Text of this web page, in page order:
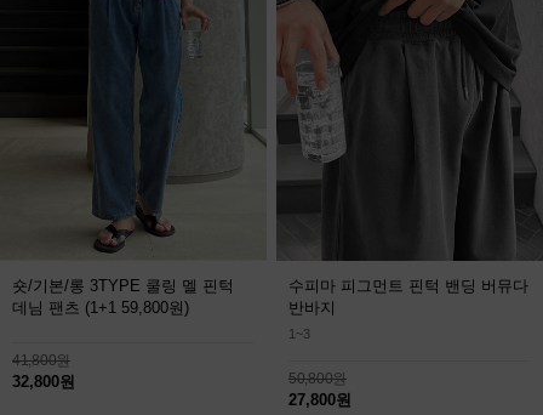
숏/기본/롱 3TYPE 쿨링 멜 핀턱
데님 팬츠 (1+1 59,800원)
41,800원
32,800원
수피마 피그먼트 핀턱 밴딩 버뮤다
반바지
1~3
50,800원
27,800원